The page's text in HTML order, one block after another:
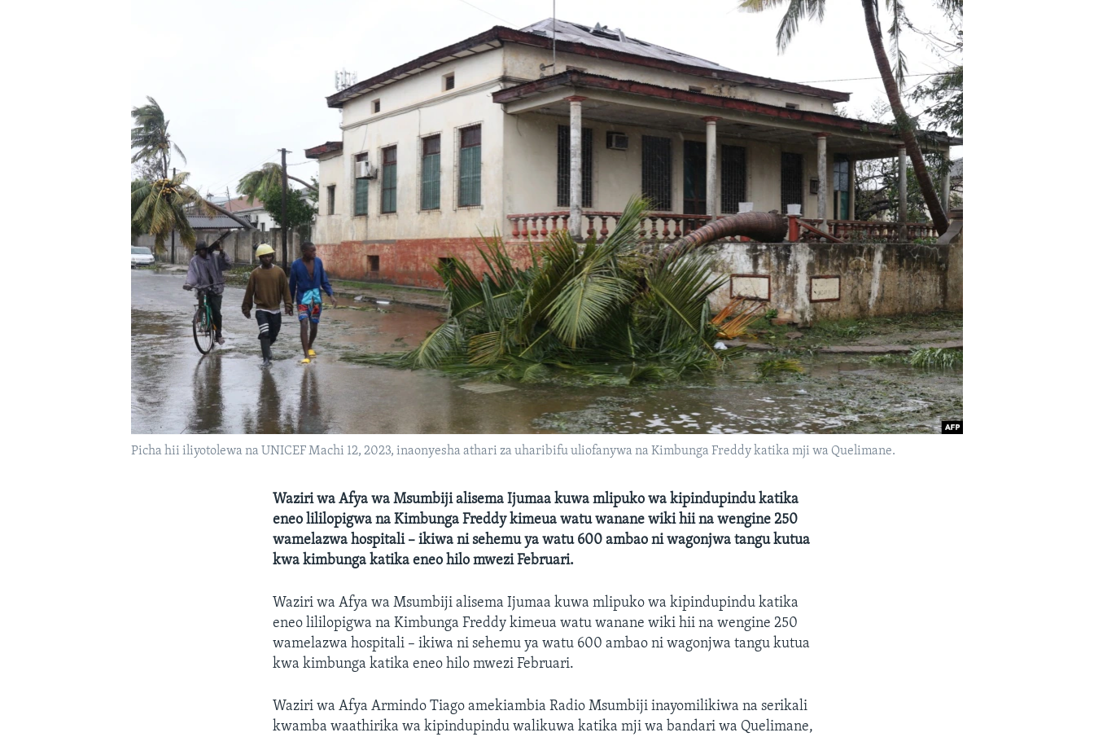
Picha hii iliyotolewa na UNICEF Machi 12, 2023, inaonyesha athari za uharibifu uliofanywa na Kimbunga Freddy katika mji wa Quelimane.
Waziri wa Afya wa Msumbiji alisema Ijumaa kuwa mlipuko wa kipindupindu katika
eneo lililopigwa na Kimbunga Freddy kimeua watu wanane wiki hii na wengine 250
wamelazwa hospitali – ikiwa ni sehemu ya watu 600 ambao ni wagonjwa tangu kutua
kwa kimbunga katika eneo hilo mwezi Februari.
Waziri wa Afya wa Msumbiji alisema Ijumaa kuwa mlipuko wa kipindupindu katika
eneo lililopigwa na Kimbunga Freddy kimeua watu wanane wiki hii na wengine 250
wamelazwa hospitali – ikiwa ni sehemu ya watu 600 ambao ni wagonjwa tangu kutua
kwa kimbunga katika eneo hilo mwezi Februari.
Waziri wa Afya Armindo Tiago amekiambia Radio Msumbiji inayomilikiwa na serikali
kwamba waathirika wa kipindupindu walikuwa katika mji wa bandari wa Quelimane,